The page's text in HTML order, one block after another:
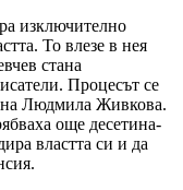
изключително
То влезе в нея
стана
Процесът се
на Людмила Живкова.
още десетина-
властта си и да